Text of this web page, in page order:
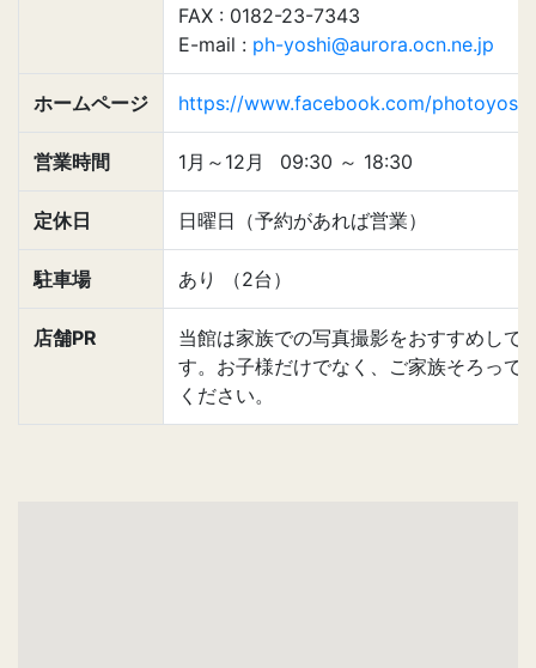
FAX : 0182-23-7343
E-mail : ph-yoshi@aurora.ocn.ne.jp
ホームページ https://www.facebook.com/
営業時間 1月～12月 09:30 ～ 18:30
定休日 日曜日（予約があれば営業）
駐車場 あり （2台）
店舗PR
当館は家族での写真撮影をおすすめして
す。お子様だけでなく、ご家族そろって
ください。